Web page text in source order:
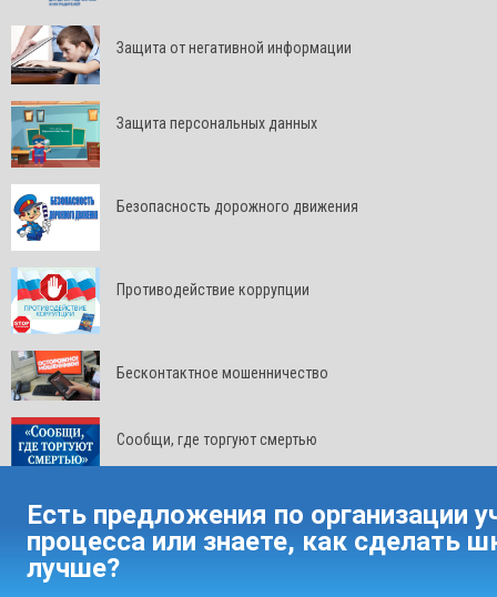
Защита от негативной информации
Защита персональных данных
Безопасность дорожного движения
Противодействие коррупции
Бесконтактное мошенничество
Сообщи, где торгуют смертью
Есть предложения по организации
процесса или знаете, как сделать
лучше?